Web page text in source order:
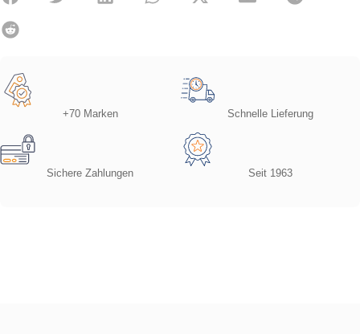
+70 Marken Schnelle Lieferung
Sichere Zahlungen Seit 1963